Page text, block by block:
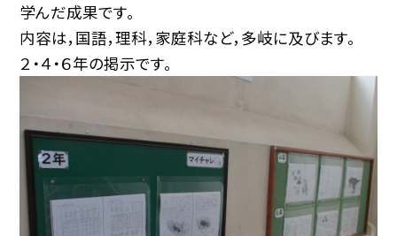
学んだ成果です。
内容は，国語，理科，家庭科など，多岐に及びます。
２・４・６年の掲示です。